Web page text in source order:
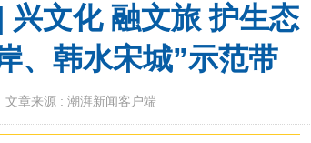
兴文化 融文旅 护生态
、韩水宋城”示范带
文章来源 : 潮湃新闻客户端